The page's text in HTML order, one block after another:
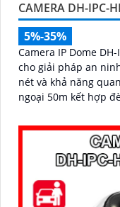
CAMERA DH-IPC-
5%-35%
Camera IP Dome
cho giải pháp an
nét và khả năng
ngoại 50m kết hợp đèn
nghệ AI phát hiện
tối đa nhu cầu giám
lắp đặt dễ dàng